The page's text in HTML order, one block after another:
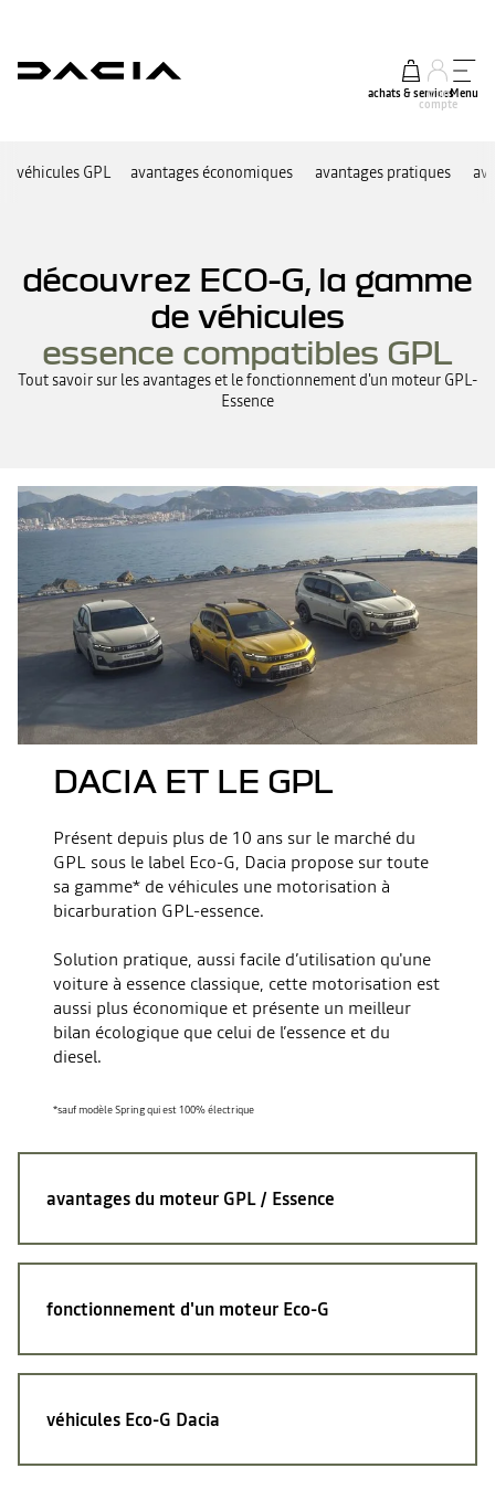
achats & services
mon
compte
Menu
véhicules GPL avantages économiques avantages pratiques
découvrez ECO-G, la gamme
de véhicules
essence compatibles GPL
Tout savoir sur les avantages et le fonctionnement d'un moteur GPL-
Essence
DACIA ET LE GPL
Présent depuis plus de 10 ans sur le marché du
GPL sous le label Eco-G, Dacia propose sur toute
sa gamme* de véhicules une motorisation à
bicarburation GPL-essence.
Solution pratique, aussi facile d’utilisation qu'une
voiture à essence classique, cette motorisation est
aussi plus économique et présente un meilleur
bilan écologique que celui de l’essence et du
diesel.
*sauf modèle Spring qui est 100% électrique
avantages du moteur GPL / Essence
fonctionnement d'un moteur Eco-G
véhicules Eco-G Dacia